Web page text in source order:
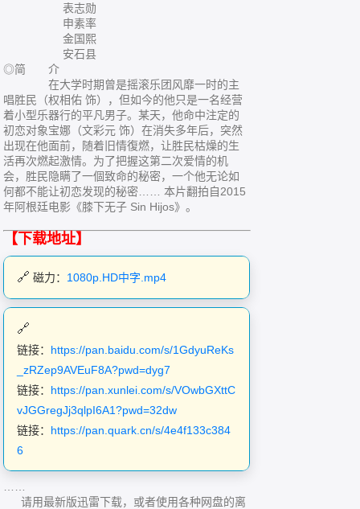
表志勋
申素率
金国熙
安石县
◎简 介
在大学时期曾是摇滚乐团风靡一时的主
唱胜民（权相佑 饰），但如今的他只是一名经营
着小型乐器行的平凡男子。某天，他命中注定的
初恋对象宝娜（文彩元 饰）在消失多年后，突然
出现在他面前，随着旧情復燃，让胜民枯燥的生
活再次燃起激情。为了把握这第二次爱情的机
会，胜民隐瞒了一個致命的秘密，一个他无论如
何都不能让初恋发现的秘密…… 本片翻拍自2015
年阿根廷电影《膝下无子 Sin Hijos》。
【下载地址】
磁力： 1080p.HD中字.mp4
链接： https://pan.baidu.com/s/1GdyuReKs
_zRZep9AVEuF8A?pwd=dyg7
链接： https://pan.xunlei.com/s/VOwbGXttC
vJGGregJj3qlpI6A1?pwd=32dw
链接： https://pan.quark.cn/s/4e4f133c384
6
请用最新版迅雷下载，或者使用各种网盘的离